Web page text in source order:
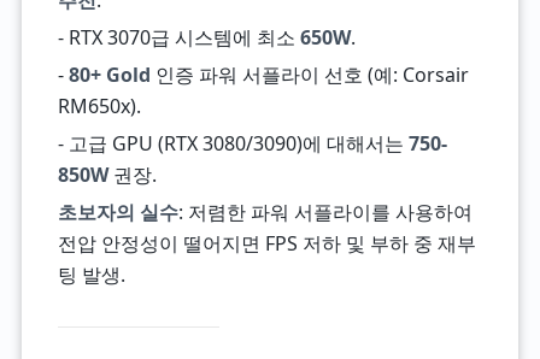
- RTX 3070급 시스템에 최소 650W.
-80+ Gold 인증 파워 서플라이 선호 (예: Corsair
RM650x).
- 고급 GPU (RTX 3080/3090)에 대해서는 750-
850W권장.
초보자의 실수: 저렴한 파워 서플라이를 사용하여
전압 안정성이 떨어지면 FPS 저하 및 부하 중 재부
팅 발생.